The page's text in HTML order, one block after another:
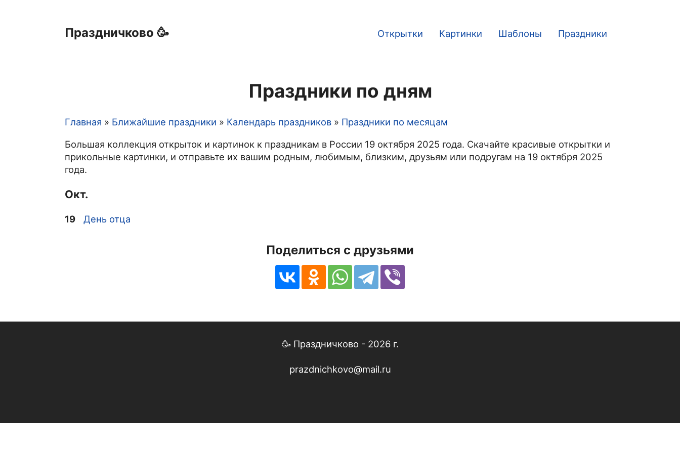
Праздничково 🥳 Открытки Картинки Шаблоны Праздники
Праздники по дням
Строка
навигации
Главная Ближайшие праздники Календарь праздников
Праздники по месяцам
Большая коллекция открыток и картинок к праздникам в России 19 октября 2025 года. Скачайте красивые открытки и
прикольные картинки, и отправьте их вашим родным, любимым, близким, друзьям или подругам на 19 октября 2025
года.
Окт.
19 День отца
Поделиться с друзьями
🥳 Праздничково - 2026 г.
prazdnichkovo@mail.ru